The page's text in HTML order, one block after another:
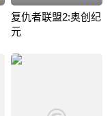
复仇者联盟2:奥创纪
元